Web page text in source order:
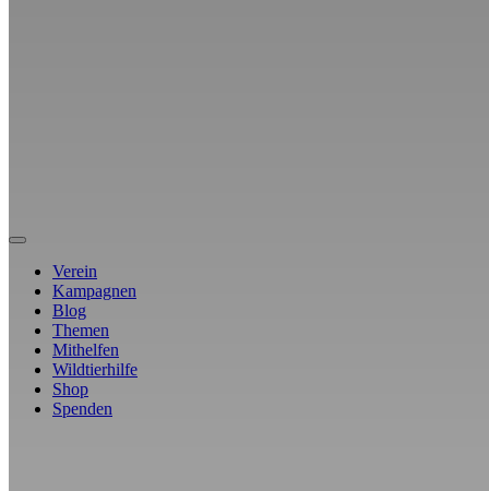
Verein
Kampagnen
Blog
Themen
Mithelfen
Wildtierhilfe
Shop
Spenden